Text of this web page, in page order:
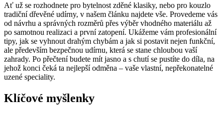
Ať už se rozhodnete pro bytelnost zděné klasiky, nebo pro kouzlo
tradiční dřevěné udírny, v našem článku najdete vše. Provedeme vás
od návrhu a správných rozměrů přes výběr vhodného materiálu až
po samotnou realizaci a první zatopení. Ukážeme vám profesionální
tipy, jak se vyhnout drahým chybám a jak si postavit nejen funkční,
ale především bezpečnou udírnu, která se stane chloubou vaší
zahrady. Po přečtení budete mít jasno a s chutí se pustíte do díla, na
jehož konci čeká ta nejlepší odměna – vaše vlastní, nepřekonatelné
uzené speciality.
Klíčové myšlenky